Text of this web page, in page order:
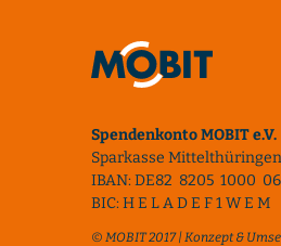
Spendenkonto MOBIT e.V.
Sparkasse Mittelthüringen
IBAN: DE82 8205 1000
BIC: H E L A D E F 1 W E M
© MOBIT 2017 | Konzept &